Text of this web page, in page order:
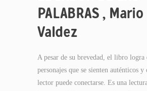
PALABRAS , Mario
Valdez
A pesar de su brevedad, el libro logra
personajes que se sienten auténticos
lector puede conectarse. Es una